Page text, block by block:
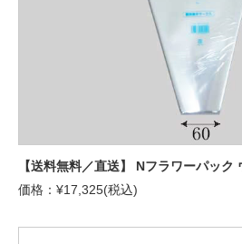
【送料無料／直送】 Nフラワーパック
価格：¥17,325(税込)